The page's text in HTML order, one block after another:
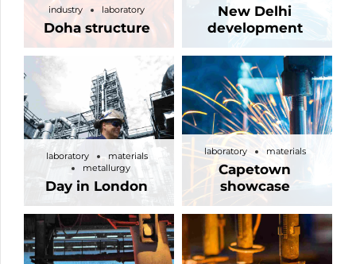
industry laboratory
Doha structure
New Delhi
development
laboratory
materials
metallurgy
Day in London
laboratory materials
Capetown
showcase